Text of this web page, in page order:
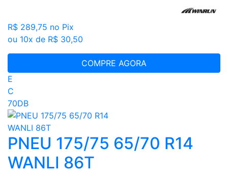
R$ 289,75 no Pix
ou 10x de R$ 30,50
COMPRE AGORA
E
C
70DB
PNEU 175/75 65/70 R14
WANLI 86T